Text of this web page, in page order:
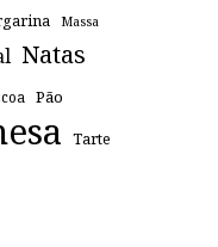
Massa
Natas
Pão
Tarte